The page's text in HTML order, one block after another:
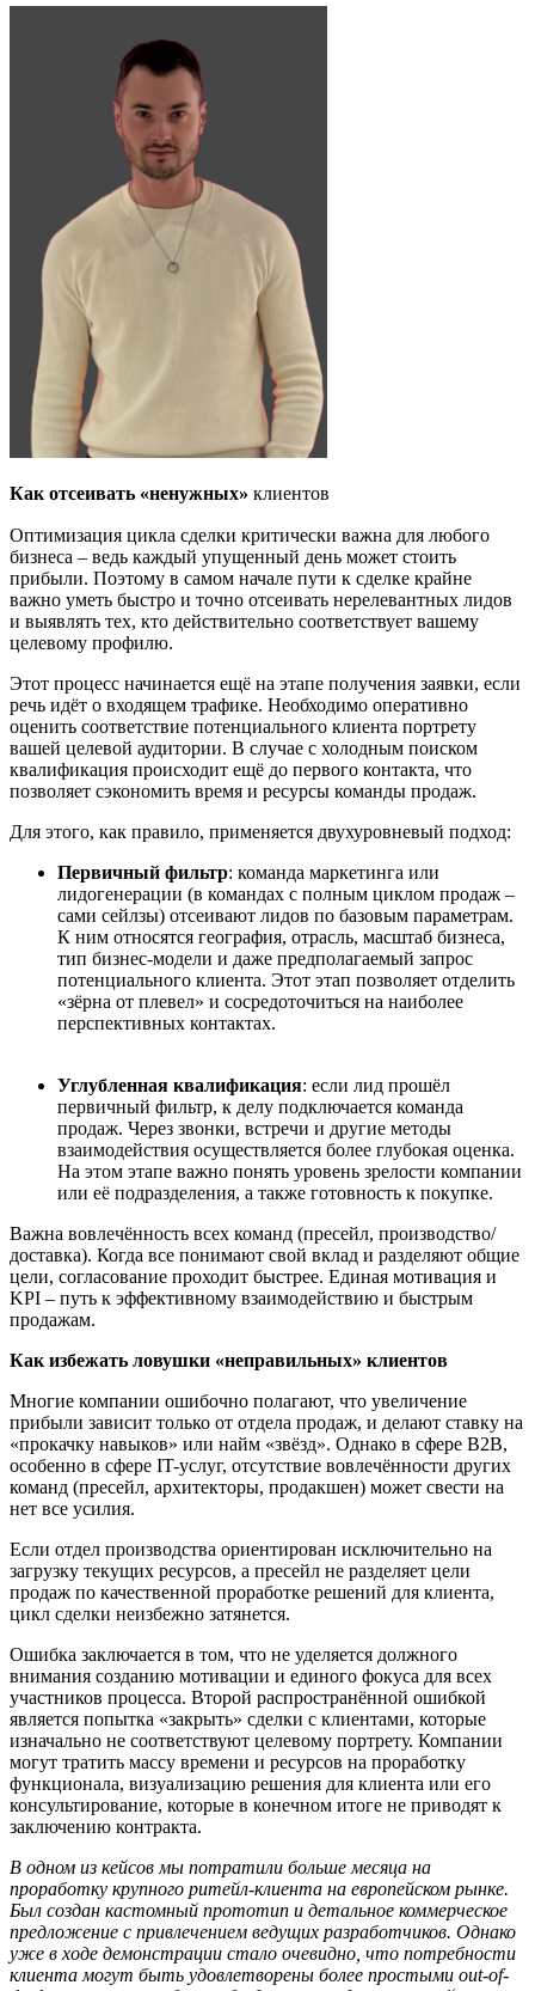
Как отсеивать «ненужных» клиентов
Оптимизация цикла сделки критически важна для любого
бизнеса – ведь каждый упущенный день может стоить
прибыли. Поэтому в самом начале пути к сделке крайне
важно уметь быстро и точно отсеивать нерелевантных лидов
и выявлять тех, кто действительно соответствует вашему
целевому профилю.
Этот процесс начинается ещё на этапе получения заявки, если
речь идёт о входящем трафике. Необходимо оперативно
оценить соответствие потенциального клиента портрету
вашей целевой аудитории. В случае с холодным поиском
квалификация происходит ещё до первого контакта, что
позволяет сэкономить время и ресурсы команды продаж.
Для этого, как правило, применяется двухуровневый подход:
Первичный фильтр: команда маркетинга или
лидогенерации (в командах с полным циклом продаж –
сами сейлзы) отсеивают лидов по базовым параметрам.
К ним относятся география, отрасль, масштаб бизнеса,
тип бизнес-модели и даже предполагаемый запрос
потенциального клиента. Этот этап позволяет отделить
«зёрна от плевел» и сосредоточиться на наиболее
перспективных контактах.
Углубленная квалификация: если лид прошёл
первичный фильтр, к делу подключается команда
продаж. Через звонки, встречи и другие методы
взаимодействия осуществляется более глубокая оценка.
На этом этапе важно понять уровень зрелости компании
или её подразделения, а также готовность к покупке.
Важна вовлечённость всех команд (пресейл, производство/
доставка). Когда все понимают свой вклад и разделяют общие
цели, согласование проходит быстрее. Единая мотивация и
KPI – путь к эффективному взаимодействию и быстрым
продажам.
Как избежать ловушки «неправильных» клиентов
Многие компании ошибочно полагают, что увеличение
прибыли зависит только от отдела продаж, и делают ставку на
«прокачку навыков» или найм «звёзд». Однако в сфере B2B,
особенно в сфере IT-услуг, отсутствие вовлечённости других
команд (пресейл, архитекторы, продакшен) может свести на
нет все усилия.
Если отдел производства ориентирован исключительно на
загрузку текущих ресурсов, а пресейл не разделяет цели
продаж по качественной проработке решений для клиента,
цикл сделки неизбежно затянется.
Ошибка заключается в том, что не уделяется должного
внимания созданию мотивации и единого фокуса для всех
участников процесса. Второй распространённой ошибкой
является попытка «закрыть» сделки с клиентами, которые
изначально не соответствуют целевому портрету. Компании
могут тратить массу времени и ресурсов на проработку
функционала, визуализацию решения для клиента или его
консультирование, которые в конечном итоге не приводят к
заключению контракта.
В одном из кейсов мы потратили больше месяца на
проработку крупного ритейл-клиента на европейском рынке.
Был создан кастомный прототип и детальное коммерческое
предложение с привлечением ведущих разработчиков. Однако
уже в ходе демонстрации стало очевидно, что потребности
клиента могут быть удовлетворены более простыми out-of-